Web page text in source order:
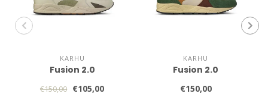
KARHU
Fusion 2.0
€150,00 €105,00
KARHU
Fusion 2.0
€150,00